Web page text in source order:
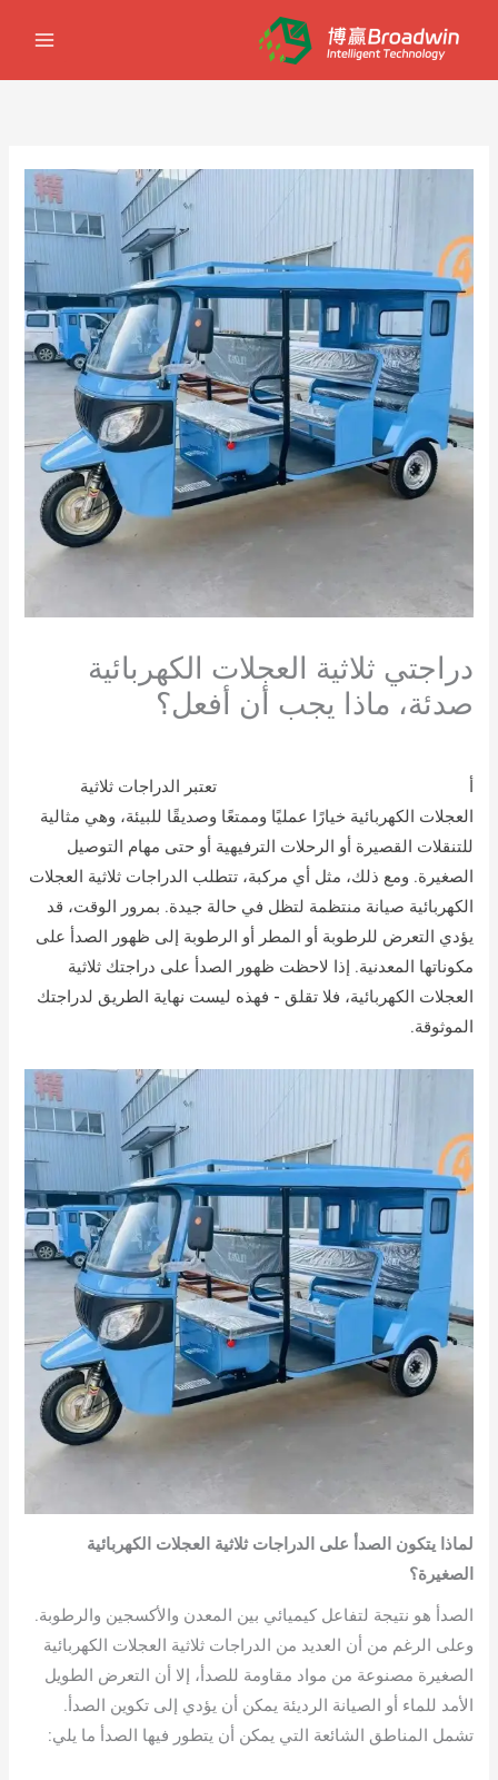
دراجتي ثلاثية العجلات الكهربائية
صدئة، ماذا يجب أن أفعل؟
أ
تعتبر الدراجات ثلاثية
العجلات الكهربائية خيارًا عمليًا وممتعًا وصديقًا للبيئة، وهي مثالية
للتنقلات القصيرة أو الرحلات الترفيهية أو حتى مهام التوصيل
الصغيرة. ومع ذلك، مثل أي مركبة، تتطلب الدراجات ثلاثية العجلات
الكهربائية صيانة منتظمة لتظل في حالة جيدة. بمرور الوقت، قد
يؤدي التعرض للرطوبة أو المطر أو الرطوبة إلى ظهور الصدأ على
مكوناتها المعدنية. إذا لاحظت ظهور الصدأ على دراجتك ثلاثية
العجلات الكهربائية، فلا تقلق - فهذه ليست نهاية الطريق لدراجتك
الموثوقة.
لماذا يتكون الصدأ على الدراجات ثلاثية العجلات الكهربائية
الصغيرة؟
الصدأ هو نتيجة لتفاعل كيميائي بين المعدن والأكسجين والرطوبة.
وعلى الرغم من أن العديد من الدراجات ثلاثية العجلات الكهربائية
الصغيرة مصنوعة من مواد مقاومة للصدأ، إلا أن التعرض الطويل
الأمد للماء أو الصيانة الرديئة يمكن أن يؤدي إلى تكوين الصدأ.
تشمل المناطق الشائعة التي يمكن أن يتطور فيها الصدأ ما يلي: